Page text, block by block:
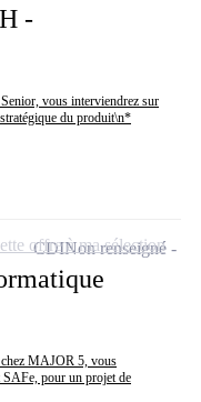
-
vous interviendrez sur
du produit\n*
MAJOR 5, vous
SAFe, pour un projet de
CDINon renseigné
offre à ma sélection